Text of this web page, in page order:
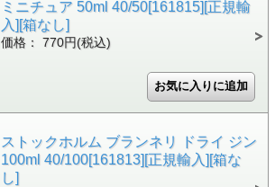
ミニチュア 50ml 40/50[161815][正規輸
入][箱なし]
価格： 770円(税込)
ストックホルム ブランネリ ドライ ジン
100ml 40/100[161813][正規輸入][箱な
し]